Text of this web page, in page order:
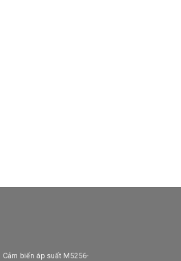
Cảm biến áp suất M5256-